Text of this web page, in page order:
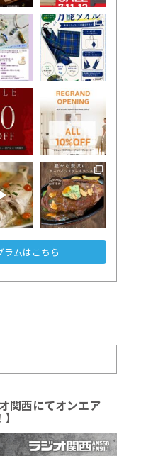
ラムはこちら
関西にてオンエア